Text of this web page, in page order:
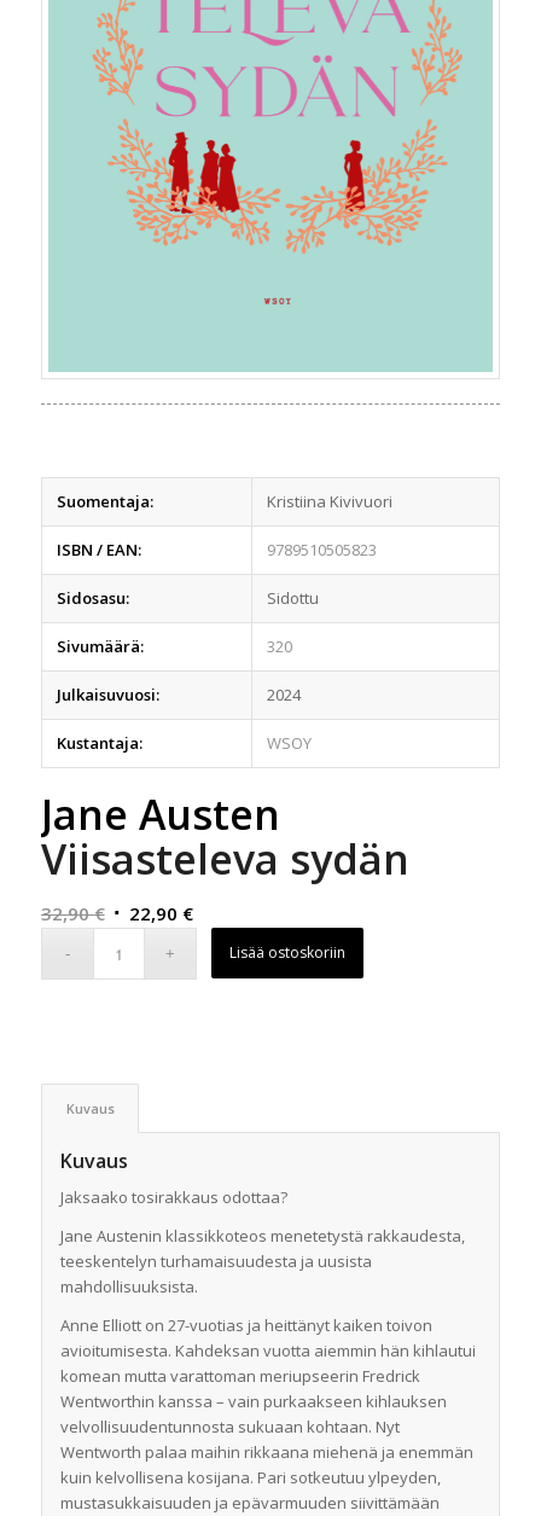
Suomentaja: Kristiina Kivivuori
ISBN / EAN: 9789510505823
Sidosasu: Sidottu
Sivumäärä: 320
Julkaisuvuosi: 2024
Kustantaja: WSOY
Jane Austen
Viisasteleva sydän
32,90€ Alkuperäinen
22,90 €Nykyinen
hinta
on:
Lisää ostoskoriin
Kuvaus
Kuvaus
Jaksaako tosirakkaus odottaa?
Jane Austenin klassikkoteos menetetystä rakkaudesta,
teeskentelyn turhamaisuudesta ja uusista
mahdollisuuksista.
Anne Elliott on 27-vuotias ja heittänyt kaiken toivon
avioitumisesta. Kahdeksan vuotta aiemmin hän kihlautui
komean mutta varattoman meriupseerin Fredrick
Wentworthin kanssa – vain purkaakseen kihlauksen
velvollisuudentunnosta sukuaan kohtaan. Nyt
Wentworth palaa maihin rikkaana miehenä ja enemmän
kuin kelvollisena kosijana. Pari sotkeutuu ylpeyden,
mustasukkaisuuden ja epävarmuuden siivittämään